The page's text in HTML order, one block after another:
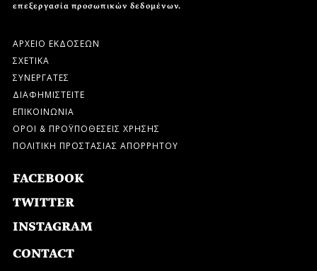
επεξεργασία προσωπικών δεδομένων.
ΑΡΧΕΙΟ ΕΚΔΟΣΕΩΝ
ΣΧΕΤΙΚΑ
ΣΥΝΕΡΓΑΤΕΣ
ΔΙΑΦΗΜΙΣΤΕΙΤΕ
ΕΠΙΚΟΙΝΩΝΙΑ
ΟΡΟΙ & ΠΡΟΫΠΟΘΕΣΕΙΣ ΧΡΗΣΗΣ
ΠΟΛΙΤΙΚΗ ΠΡΟΣΤΑΣΙΑΣ ΑΠΟΡΡΗΤΟΥ
FACEBOOK
TWITTER
INSTAGRAM
CONTACT